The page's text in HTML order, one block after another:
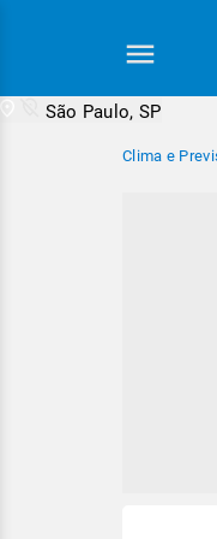
São Paulo, SP
Clima e